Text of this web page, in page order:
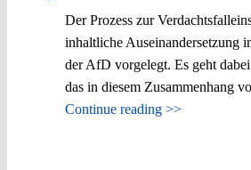
Der Prozess zur
inhaltliche Auseinandersetzung
der AfD vorgelegt. Es geht
das in diesem Zusammenhang
Continue reading >>